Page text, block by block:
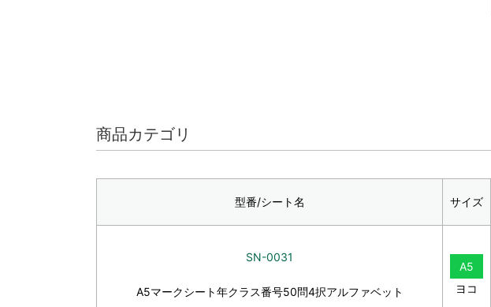
商品カテゴリ
型番/シート名 サイズ
SN-0031
A5マークシート年クラス番号50問4択アルファベット
A5
ヨコ